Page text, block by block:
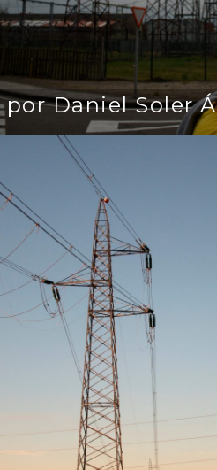
por Daniel Soler